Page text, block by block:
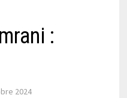
:
2024